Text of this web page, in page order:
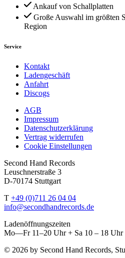
Ankauf von Schallplatten
Große Auswahl im größten
Region
Service
Kontakt
Ladengeschäft
Anfahrt
Discogs
AGB
Impressum
Datenschutzerklärung
Vertrag widerrufen
Cookie Einstellungen
Second Hand Records
Leuschnerstraße 3
D-70174 Stuttgart
T +49 (0)711 26 04 04
info@secondhandrecords.de
Ladenöffnungszeiten
Mo—Fr 11–20 Uhr + Sa 10 – 18 Uhr
© 2026 by Second Hand Records,